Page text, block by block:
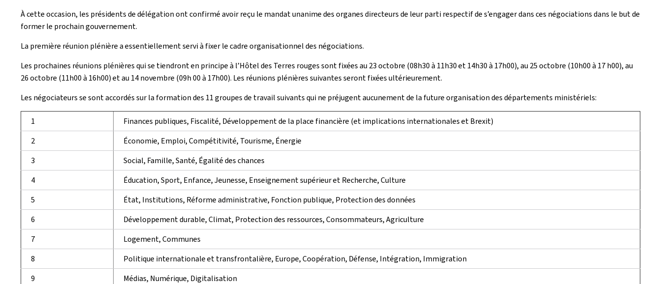
À cette occasion, les présidents de délégation ont confirmé avoir reçu le mandat unanime des organes directeurs de leur parti respectif de s’engager dans ces négociations dans le but de
former le prochain gouvernement.
La première réunion plénière a essentiellement servi à fixer le cadre organisationnel des négociations.
Les prochaines réunions plénières qui se tiendront en principe à l’Hôtel des Terres rouges sont fixées au 23 octobre (08h30 à 11h30 et 14h30 à 17h00), au 25 octobre (10h00 à 17 h00), au
26 octobre (11h00 à 16h00) et au 14 novembre (09h 00 à 17h00). Les réunions plénières suivantes seront fixées ultérieurement.
Les négociateurs se sont accordés sur la formation des 11 groupes de travail suivants qui ne préjugent aucunement de la future organisation des départements ministériels:
1
Finances publiques, Fiscalité, Développement de la place financière (et implications internationales et Brexit)
2
Économie, Emploi, Compétitivité, Tourisme, Énergie
3
Social, Famille, Santé, Égalité des chances
4
Éducation, Sport, Enfance, Jeunesse, Enseignement supérieur et Recherche, Culture
5
État, Institutions, Réforme administrative, Fonction publique, Protection des données
6
Développement durable, Climat, Protection des ressources, Consommateurs, Agriculture
7
Logement, Communes
8
Politique internationale et transfrontalière, Europe, Coopération, Défense, Intégration, Immigration
9
Médias, Numérique, Digitalisation